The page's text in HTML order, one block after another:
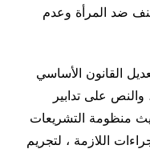
ضد المرأة وعدم
القانون الأساسي
على تدابير
منظومة التشريعات
اللازمة ، لتجريم